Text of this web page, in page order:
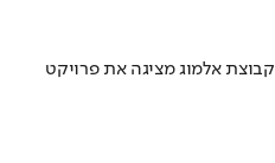
קבוצת אלמוג מציגה את פרויקט MALA: מגדלי הפרימיום האחרונים